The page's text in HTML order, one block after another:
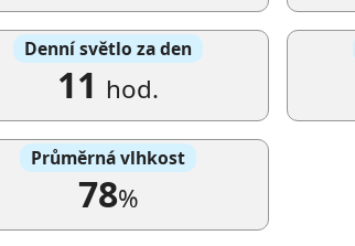
Denní světlo za den
11 hod.
Průměrná vlhkost
78%